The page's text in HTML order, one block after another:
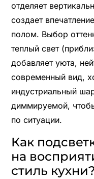
отделяет
создает
полом. Выбор
теплый свет
добавляет уюта,
современный вид,
индустриальный
диммируемой,
по ситуации.
Как
на
стиль кухни?